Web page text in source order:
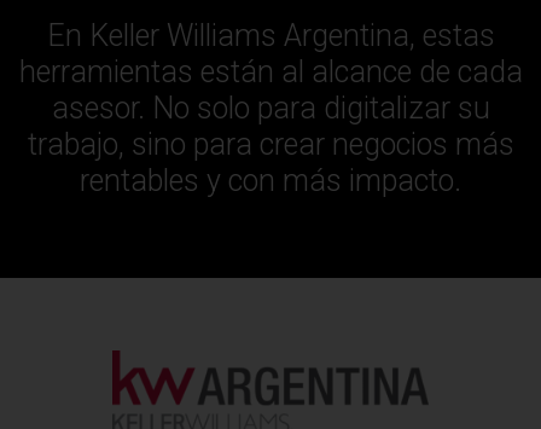
En Keller Williams Argentina, estas
herramientas están al alcance de cada
asesor. No solo para digitalizar su
trabajo, sino para crear negocios más
rentables y con más impacto.